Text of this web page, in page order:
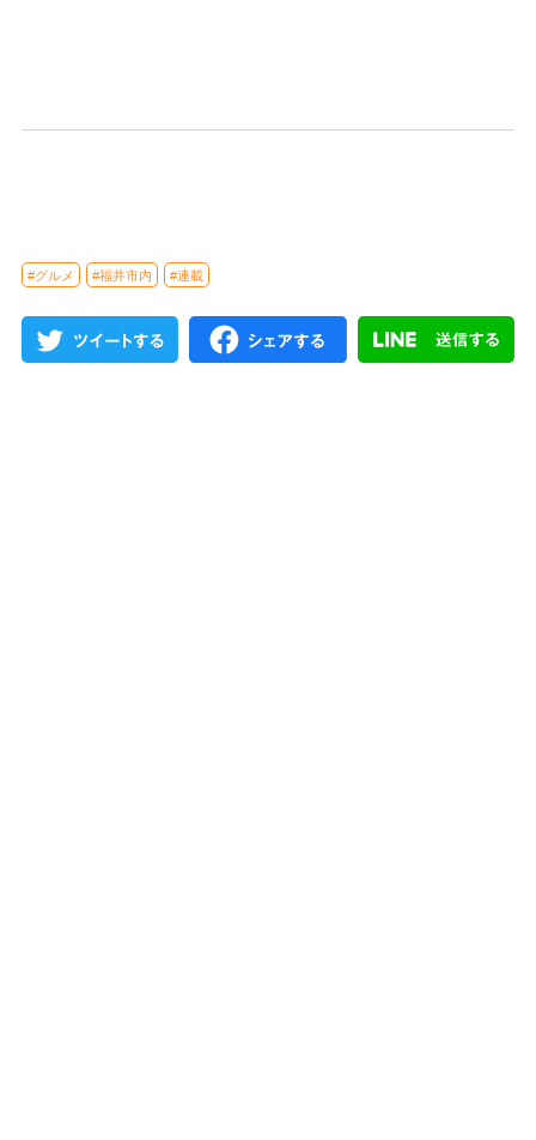
#グルメ #福井市内 #連載